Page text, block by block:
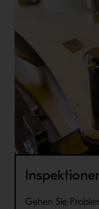
Gehen Sie